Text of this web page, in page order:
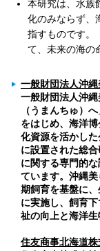
本研究は、水族
化のみならず、
指すものです。
て、未来の海の
一般財団法人沖
一般財団法人沖
（うまんちゅ）
をはじめ、海洋
化資源を活かし
に設置された総
に関する専門的
ています。沖縄
期飼育を基盤に
に実施し、飼育
祉の向上と海洋生
住友商事北海道